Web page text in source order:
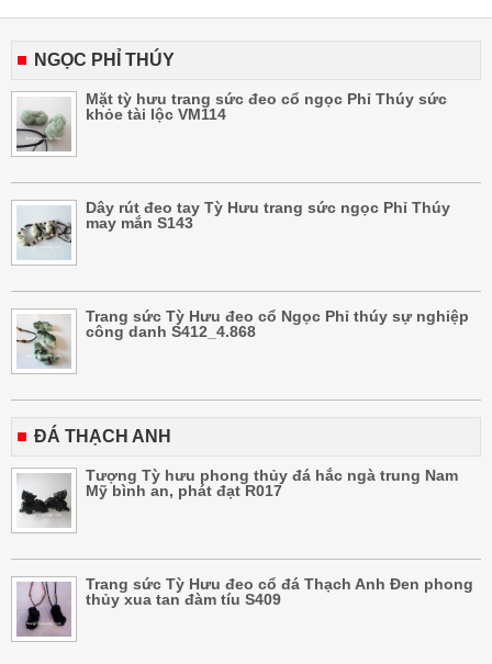
NGỌC PHỈ THÚY
Mặt tỳ hưu trang sức đeo cổ ngọc Phỉ Thúy sức
khỏe tài lộc VM114
Dây rút đeo tay Tỳ Hưu trang sức ngọc Phỉ Thúy
may mắn S143
Trang sức Tỳ Hưu đeo cổ Ngọc Phỉ thúy sự nghiệp
công danh S412_4.868
ĐÁ THẠCH ANH
Tượng Tỳ hưu phong thủy đá hắc ngà trung Nam
Mỹ bình an, phát đạt R017
Trang sức Tỳ Hưu đeo cổ đá Thạch Anh Đen phong
thủy xua tan đàm tíu S409